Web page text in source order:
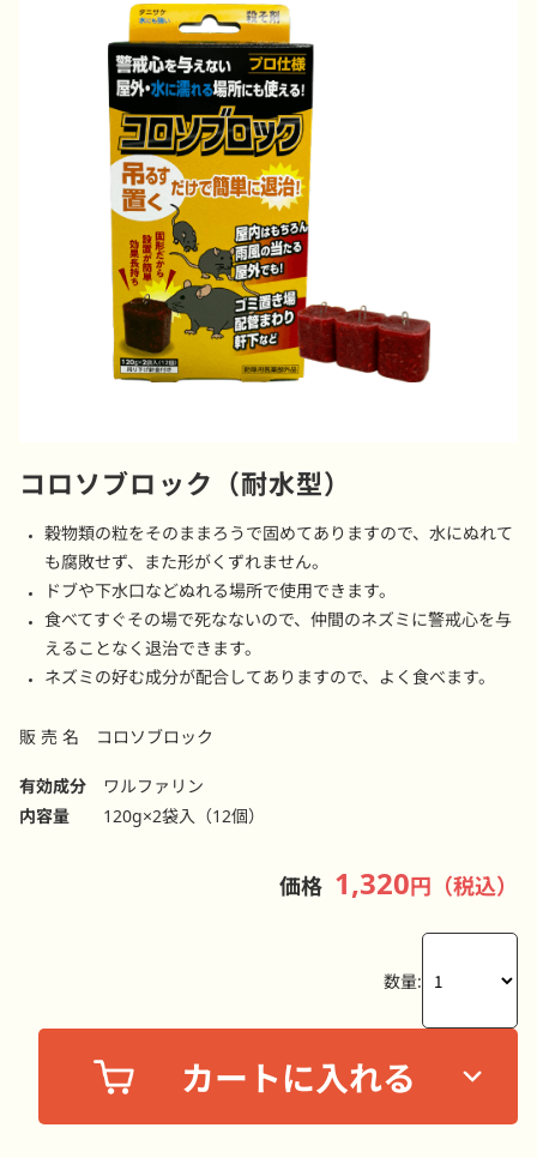
コロソブロック（耐水型）
穀物類の粒をそのままろうで固めてありますので、水にぬれて
も腐敗せず、また形がくずれません。
ドブや下水口などぬれる場所で使用できます。
食べてすぐその場で死なないので、仲間のネズミに警戒心を与
えることなく退治できます。
ネズミの好む成分が配合してありますので、よく食べます。
販 売 名 コロソブロック
有効成分
ワルファリン
内容量
120g×2袋入（12個）
価格 1,320円（税込）
数量: